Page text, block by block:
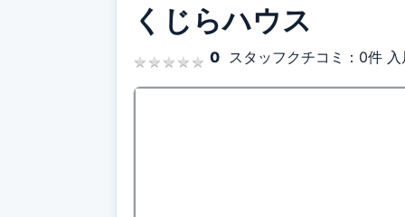
くじらハウス
★ ★ ★ ★ ★
★ ★ ★ ★ ★ 0 スタッフクチコミ：0件